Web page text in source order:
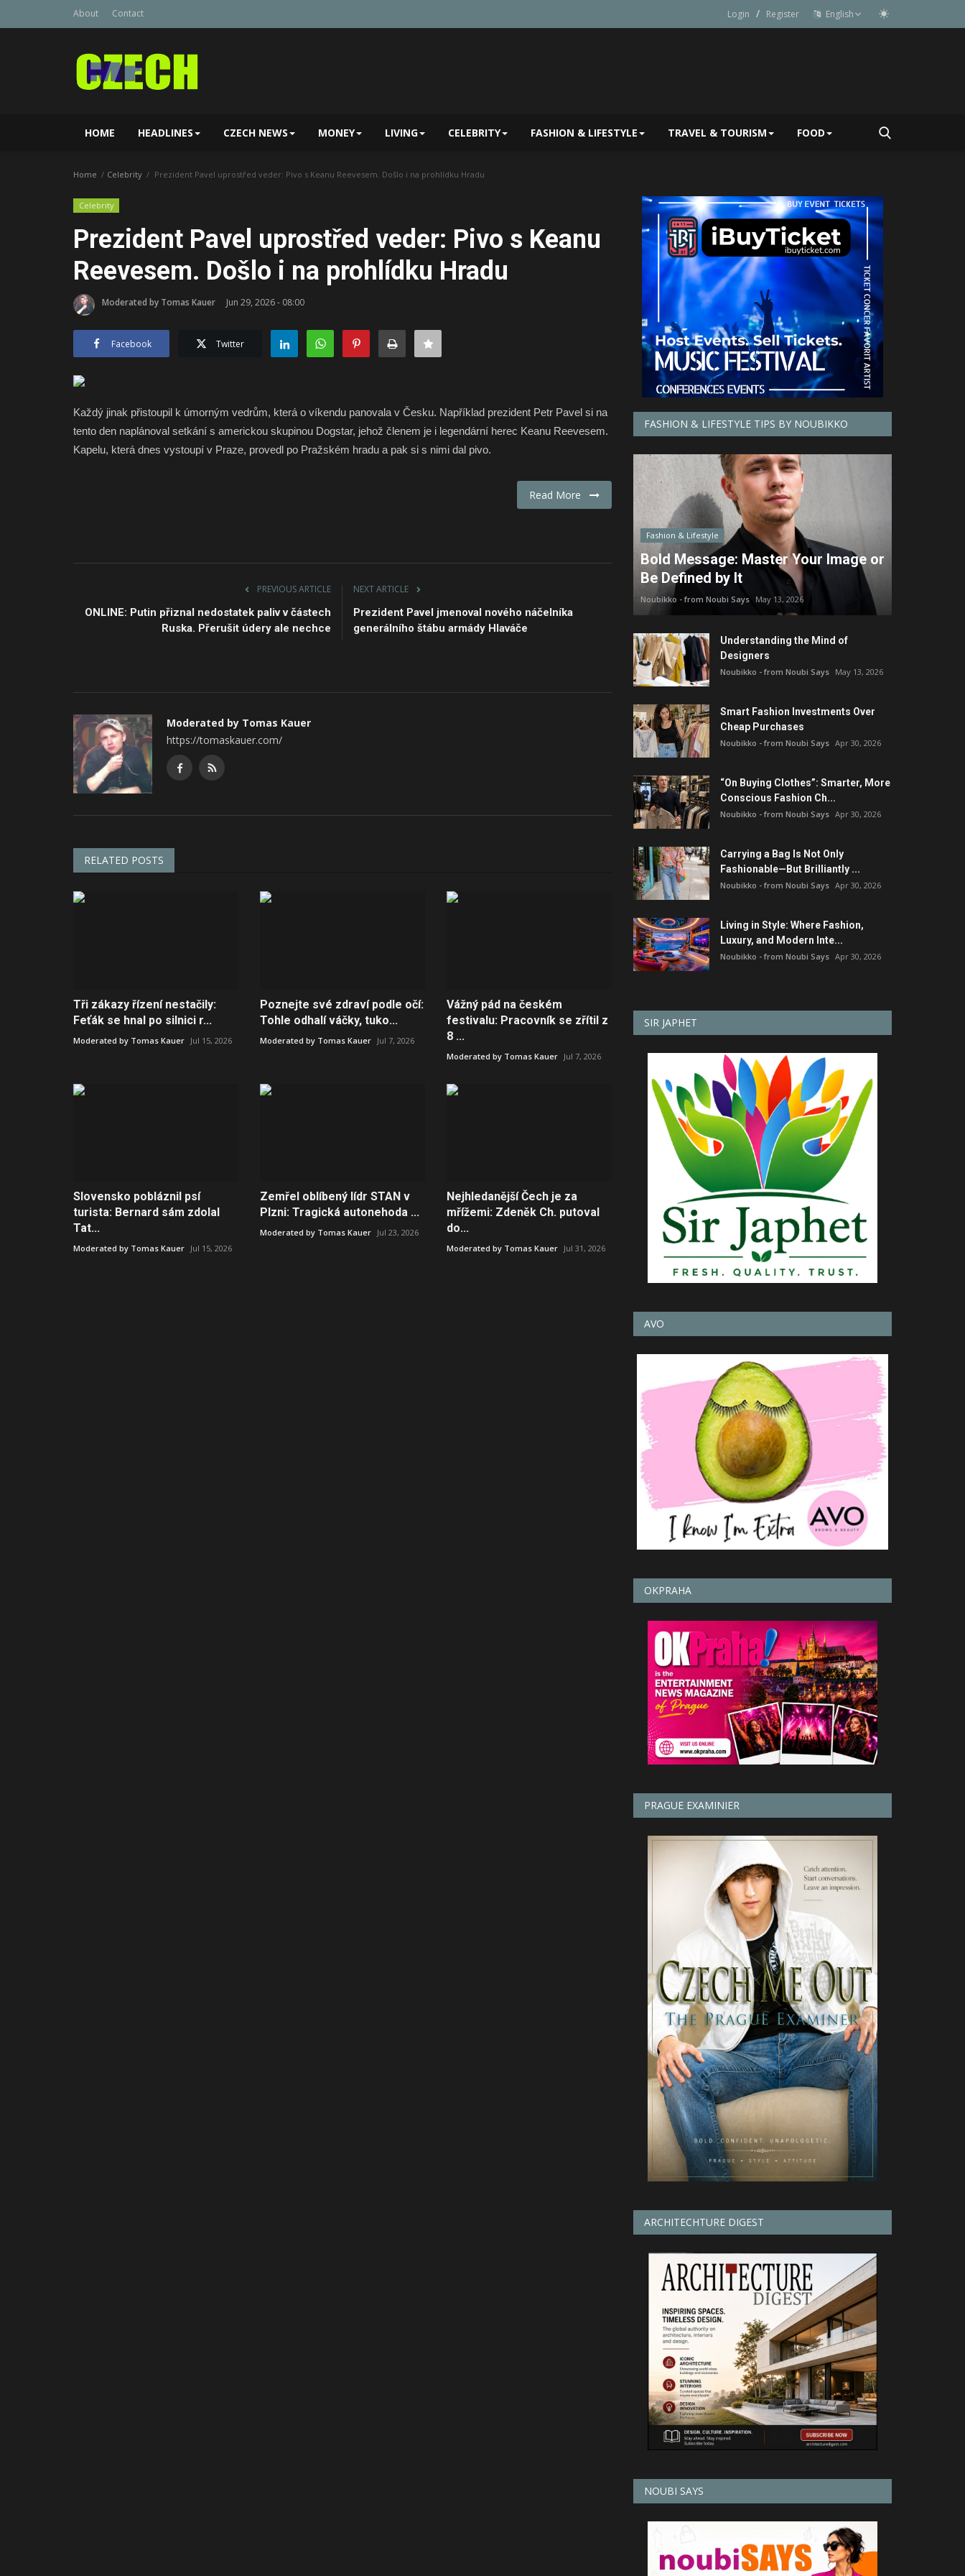
About Contact Login / Register English
HOME HEADLINES CZECH NEWS MONEY LIVING CELEBRITY FASHION & LIFESTYLE TRAVEL & TOURISM FOOD
Home Celebrity Prezident Pavel uprostřed veder: Pivo s Keanu Reevesem. Došlo i na prohlídku Hradu
Celebrity
Prezident Pavel uprostřed veder: Pivo s Keanu
Reevesem. Došlo i na prohlídku Hradu
Moderated by Tomas Kauer Jun 29, 2026 - 08:00
Facebook Twitter
Každý jinak přistoupil k úmorným vedrům, která o víkendu panovala v Česku. Například prezident Petr Pavel si na
tento den naplánoval setkání s americkou skupinou Dogstar, jehož členem je i legendární herec Keanu Reevesem.
Kapelu, která dnes vystoupí v Praze, provedl po Pražském hradu a pak si s nimi dal pivo.
Read More
PREVIOUS ARTICLE
ONLINE: Putin přiznal nedostatek paliv v částech
Ruska. Přerušit údery ale nechce
NEXT ARTICLE
Prezident Pavel jmenoval nového náčelníka
generálního štábu armády Hlaváče
Moderated by Tomas Kauer
https://tomaskauer.com/
RELATED POSTS
Tři zákazy řízení nestačily:
Feťák se hnal po silnici r...
Moderated by Tomas Kauer Jul 15, 2026
Poznejte své zdraví podle očí:
Tohle odhalí váčky, tuko...
Moderated by Tomas Kauer Jul 7, 2026
Vážný pád na českém
festivalu: Pracovník se zřítil z
8 ...
Moderated by Tomas Kauer Jul 7, 2026
Slovensko pobláznil psí
turista: Bernard sám zdolal
Tat...
Moderated by Tomas Kauer Jul 15, 2026
Zemřel oblíbený lídr STAN v
Plzni: Tragická autonehoda ...
Moderated by Tomas Kauer Jul 23, 2026
Nejhledanější Čech je za
mřížemi: Zdeněk Ch. putoval
do...
Moderated by Tomas Kauer Jul 31, 2026
FASHION & LIFESTYLE TIPS BY NOUBIKKO
Fashion & Lifestyle
Bold Message: Master Your Image or
Be Defined by It
Noubikko - from Noubi Says May 13, 2026
Understanding the Mind of
Designers
Noubikko - from Noubi Says May 13, 2026
Smart Fashion Investments Over
Cheap Purchases
Noubikko - from Noubi Says Apr 30, 2026
“On Buying Clothes”: Smarter, More
Conscious Fashion Ch...
Noubikko - from Noubi Says Apr 30, 2026
Carrying a Bag Is Not Only
Fashionable—But Brilliantly ...
Noubikko - from Noubi Says Apr 30, 2026
Living in Style: Where Fashion,
Luxury, and Modern Inte...
Noubikko - from Noubi Says Apr 30, 2026
SIR JAPHET
AVO
OKPRAHA
PRAGUE EXAMINIER
ARCHITECHTURE DIGEST
NOUBI SAYS